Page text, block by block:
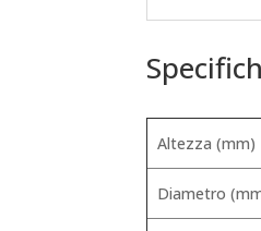
Altezza (mm)
Diametro